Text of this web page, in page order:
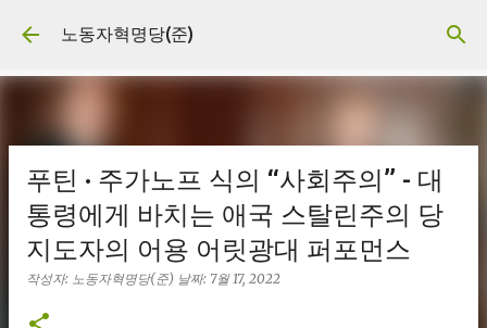
기본 콘텐츠로 건너뛰기
노동자혁명당(준)
푸틴 · 주가노프 식의 “사회주의” - 대
통령에게 바치는 애국 스탈린주의 당
지도자의 어용 어릿광대 퍼포먼스
작성자: 노동자혁명당(준) 날짜: 7월 17, 2022